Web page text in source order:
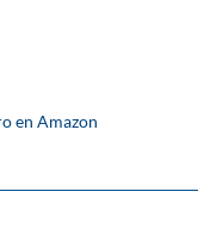
en Amazon